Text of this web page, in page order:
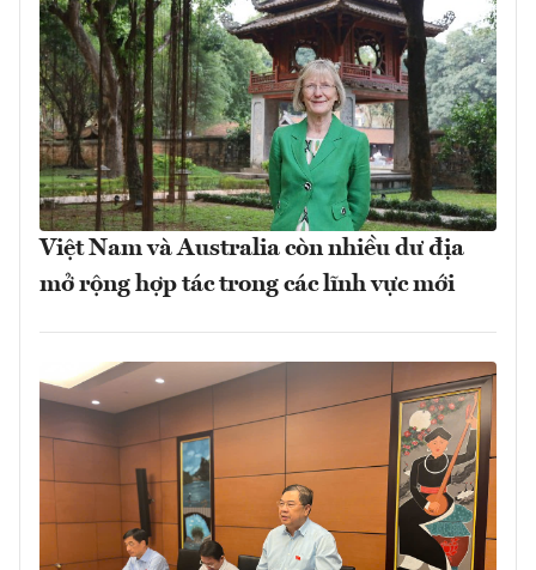
Việt Nam và Australia còn nhiều dư địa
mở rộng hợp tác trong các lĩnh vực mới